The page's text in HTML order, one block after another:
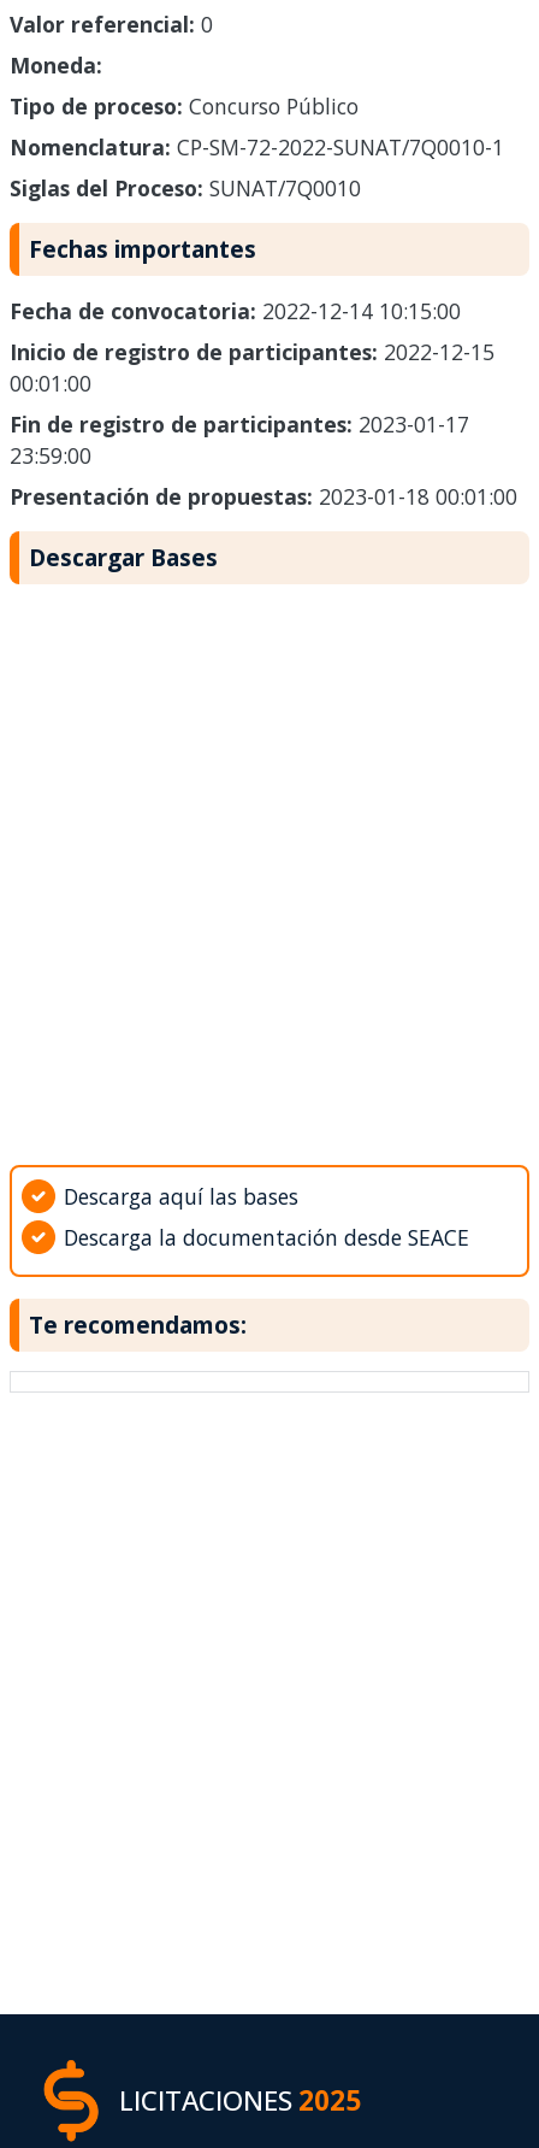
Valor referencial: 0
Moneda:
Tipo de proceso: Concurso Público
Nomenclatura: CP-SM-72-2022-SUNAT/7Q0010-1
Siglas del Proceso: SUNAT/7Q0010
Fechas importantes
Fecha de convocatoria: 2022-12-14 10:15:00
Inicio de registro de participantes: 2022-12-15
00:01:00
Fin de registro de participantes: 2023-01-17
23:59:00
Presentación de propuestas: 2023-01-18 00:01:00
Descargar Bases
Descarga aquí las bases
Descarga la documentación desde SEACE
Te recomendamos:
LICITACIONES2025